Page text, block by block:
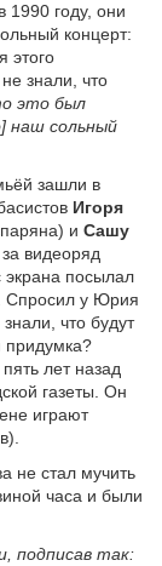
1990 году, они
концерт:
этого
знали, что
это был
наш сольный
зашли в
Игоря
и Сашу
видеоряд
экрана посылал
Спросил у Юрия
что будут
придумка?
лет назад
газеты. Он
играют
не стал мучить
часа и были
подписав так: